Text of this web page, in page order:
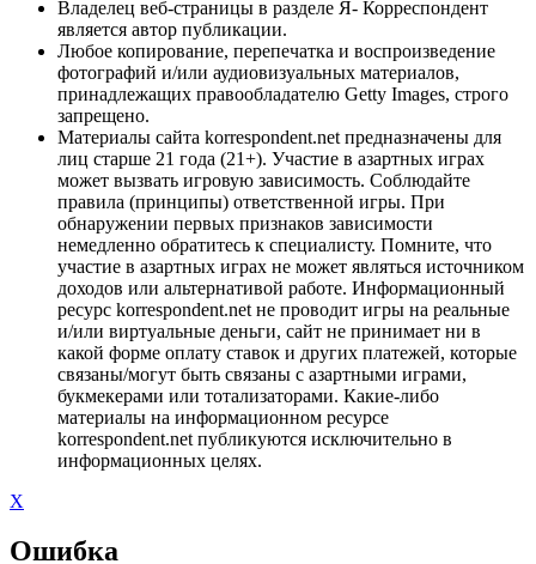
Владелец веб-страницы в разделе Я- Корреспондент
является автор публикации.
Любое копирование, перепечатка и воспроизведение
фотографий и/или аудиовизуальных материалов,
принадлежащих правообладателю Getty Images, строго
запрещено.
Материалы сайта korrespondent.net предназначены для
лиц старше 21 года (21+). Участие в азартных играх
может вызвать игровую зависимость. Соблюдайте
правила (принципы) ответственной игры. При
обнаружении первых признаков зависимости
немедленно обратитесь к специалисту. Помните, что
участие в азартных играх не может являться источником
доходов или альтернативой работе. Информационный
ресурс korrespondent.net не проводит игры на реальные
и/или виртуальные деньги, сайт не принимает ни в
какой форме оплату ставок и других платежей, которые
связаны/могут быть связаны с азартными играми,
букмекерами или тотализаторами. Какие-либо
материалы на информационном ресурсе
korrespondent.net публикуются исключительно в
информационных целях.
X
Ошибка